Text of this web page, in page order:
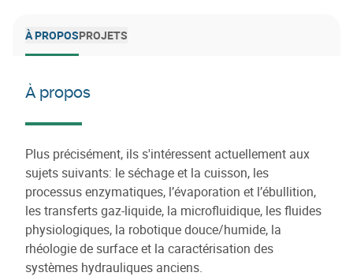
À PROPOSPROJETS
À propos
Plus précisément, ils s'intéressent actuellement aux
sujets suivants: le séchage et la cuisson, les
processus enzymatiques, l’évaporation et l’ébullition,
les transferts gaz-liquide, la microfluidique, les fluides
physiologiques, la robotique douce/humide, la
rhéologie de surface et la caractérisation des
systèmes hydrauliques anciens.